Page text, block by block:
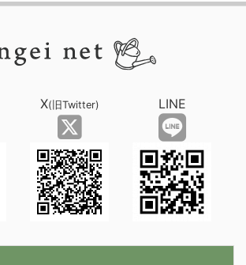
X(旧Twitter) LINE